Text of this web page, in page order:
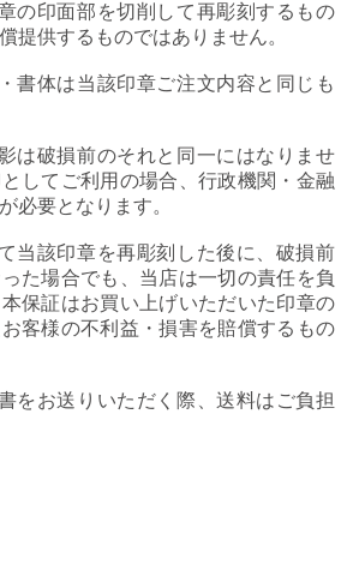
の印面部を切削して再彫刻するもの
提供するものではありません。
書体は当該印章ご注文内容と同じも
は破損前のそれと同一にはなりませ
してご利用の場合、行政機関・金融
必要となります。
当該印章を再彫刻した後に、破損前
た場合でも、当店は一切の責任を負
保証はお買い上げいただいた印章の
客様の不利益・損害を賠償するもの
をお送りいただく際、送料はご負担